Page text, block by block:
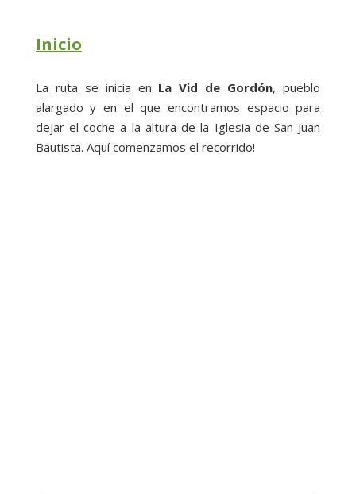
Inicio
La ruta se inicia en La Vid de Gordón, pueblo
alargado y en el que encontramos espacio para
dejar el coche a la altura de la Iglesia de San Juan
Bautista. Aquí comenzamos el recorrido!